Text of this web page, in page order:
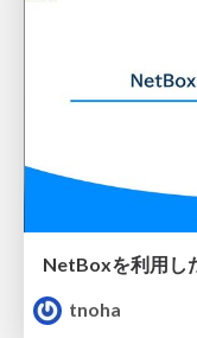
tnoha